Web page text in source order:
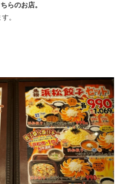
らのお店。
。